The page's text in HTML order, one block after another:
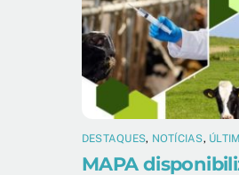
DESTAQUES, NOTÍCIAS,
MAPA